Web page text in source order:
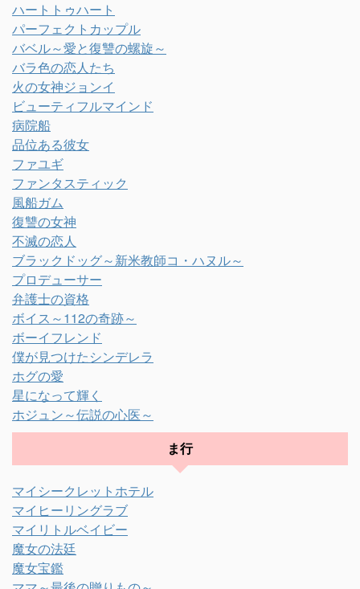
ハートトゥハート
パーフェクトカップル
バベル～愛と復讐の螺旋～
バラ色の恋人たち
火の女神ジョンイ
ビューティフルマインド
病院船
品位ある彼女
ファユギ
ファンタスティック
風船ガム
復讐の女神
不滅の恋人
ブラックドッグ～新米教師コ・ハヌル～
プロデューサー
弁護士の資格
ボイス～112の奇跡～
ボーイフレンド
僕が見つけたシンデレラ
ホグの愛
星になって輝く
ホジュン～伝説の心医～
ま行
マイシークレットホテル
マイヒーリングラブ
マイリトルベイビー
魔女の法廷
魔女宝鑑